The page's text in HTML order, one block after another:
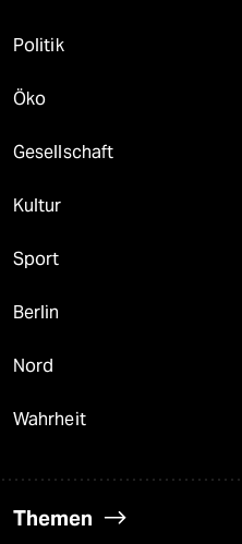
Politik
Öko
Gesellschaft
Kultur
Sport
Berlin
Nord
Wahrheit
Themen